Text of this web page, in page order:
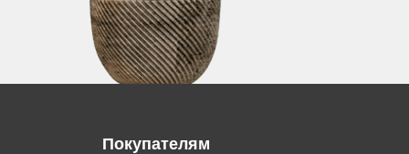
Покупателям